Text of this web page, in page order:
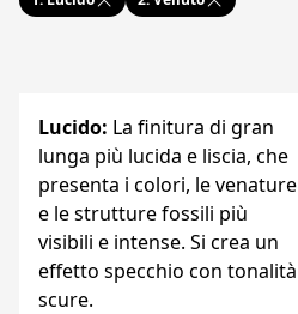
Lucido: La finitura di gran
lunga più lucida e liscia, che
presenta i colori, le venature
e le strutture fossili più
visibili e intense. Si crea un
effetto specchio con tonalità
scure.